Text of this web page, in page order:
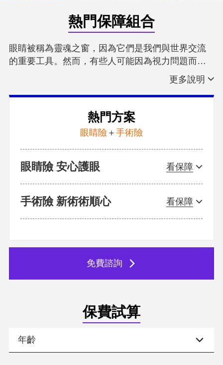
熱門保障組合
眼睛被稱為靈魂之窗，因為它們是我們與世界交流
的重要工具。然而，有些人可能因為視力問題而受
到限制。手術醫療提供了改善視力的方法，例如雷
射治療和白內障手術。這些先進的技術能夠幫助那
些視力受損的人恢復視力，讓他們再次欣賞美麗的
世界。手術醫療的發展不僅促進了視力健康，也為
人們帶來了更好的生活品質。
現在電子商品盛行，普遍都使用眼睛過度，近視人
口也佔多數，造成白內障、黃斑部病變、青光眼及
視網膜剝離眼疾有年輕化的趨勢。為了前途及未來
的一片光明，強化眼睛保障勢在必行。
若遇傷病需手術治療，除了期間的收入中斷，還可
能衍生出高額的醫療支出，若有投保相對應的手術
熱門方案
眼睛險 ＋ 手術險
眼睛險 安心護眼
手術險 新術術順心
免費諮詢
保費試算